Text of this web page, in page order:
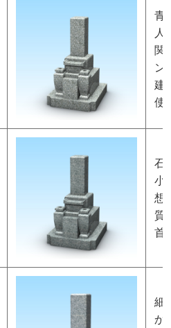
青
人
関
ン
建
使
石
小
想
質
首
細
か